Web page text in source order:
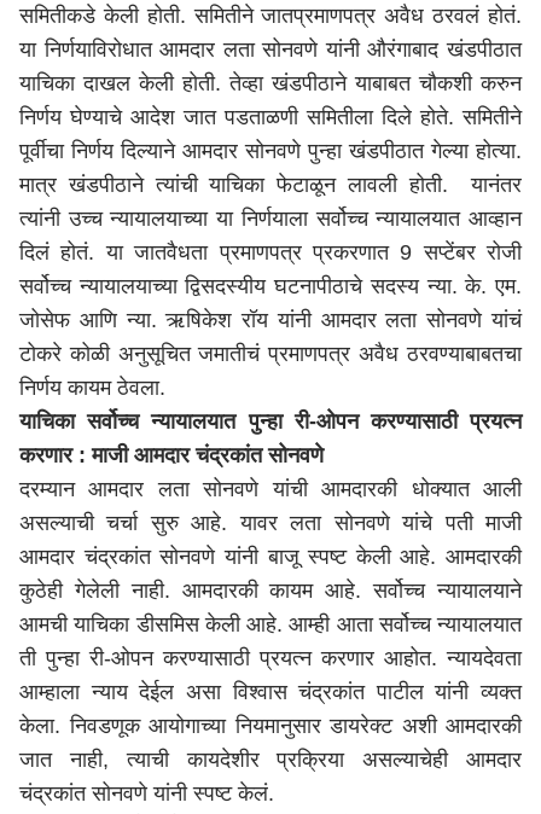
समितीकडे केली होती. समितीने जातप्रमाणपत्र अवैध ठरवलं होतं.
या निर्णयाविरोधात आमदार लता सोनवणे यांनी औरंगाबाद खंडपीठात
याचिका दाखल केली होती. तेव्हा खंडपीठाने याबाबत चौकशी करुन
निर्णय घेण्याचे आदेश जात पडताळणी समितीला दिले होते. समितीने
पूर्वीचा निर्णय दिल्याने आमदार सोनवणे पुन्हा खंडपीठात गेल्या होत्या.
मात्र खंडपीठाने त्यांची याचिका फेटाळून लावली होती. यानंतर
त्यांनी उच्च न्यायालयाच्या या निर्णयाला सर्वोच्च न्यायालयात आव्हान
दिलं होतं. या जातवैधता प्रमाणपत्र प्रकरणात 9 सप्टेंबर रोजी
सर्वोच्च न्यायालयाच्या द्विसदस्यीय घटनापीठाचे सदस्य न्या. के. एम.
जोसेफ आणि न्या. ऋषिकेश रॉय यांनी आमदार लता सोनवणे यांचं
टोकरे कोळी अनुसूचित जमातीचं प्रमाणपत्र अवैध ठरवण्याबाबतचा
निर्णय कायम ठेवला.
याचिका सर्वोच्च न्यायालयात पुन्हा री-ओपन करण्यासाठी प्रयत्न
करणार : माजी आमदार चंद्रकांत सोनवणे
दरम्यान आमदार लता सोनवणे यांची आमदारकी धोक्यात आली
असल्याची चर्चा सुरु आहे. यावर लता सोनवणे यांचे पती माजी
आमदार चंद्रकांत सोनवणे यांनी बाजू स्पष्ट केली आहे. आमदारकी
कुठेही गेलेली नाही. आमदारकी कायम आहे. सर्वोच्च न्यायालयाने
आमची याचिका डीसमिस केली आहे. आम्ही आता सर्वोच्च न्यायालयात
ती पुन्हा री-ओपन करण्यासाठी प्रयत्न करणार आहोत. न्यायदेवता
आम्हाला न्याय देईल असा विश्वास चंद्रकांत पाटील यांनी व्यक्त
केला. निवडणूक आयोगाच्या नियमानुसार डायरेक्ट अशी आमदारकी
जात नाही, त्याची कायदेशीर प्रक्रिया असल्याचेही आमदार
चंद्रकांत सोनवणे यांनी स्पष्ट केलं.